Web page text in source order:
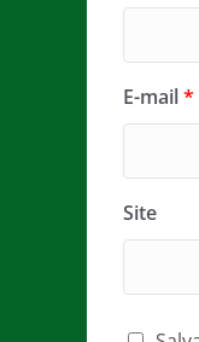
E-mail*
Site